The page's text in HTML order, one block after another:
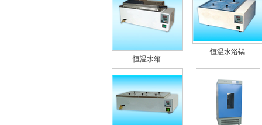
恒温水箱
恒温水浴锅